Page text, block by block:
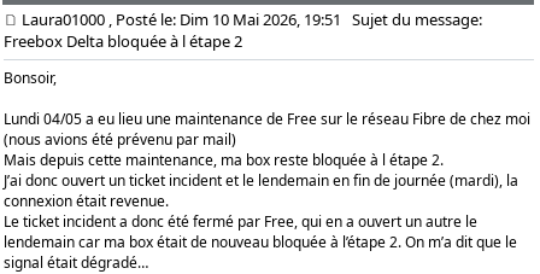
Laura01000 , Posté le: Dim 10 Mai 2026, 19:51
Sujet du message:
Freebox Delta bloquée à l étape 2
Bonsoir,
Lundi 04/05 a eu lieu une maintenance de Free sur le réseau Fibre de chez moi
(nous avions été prévenu par mail)
Mais depuis cette maintenance, ma box reste bloquée à l étape 2.
J’ai donc ouvert un ticket incident et le lendemain en fin de journée (mardi), la
connexion était revenue.
Le ticket incident a donc été fermé par Free, qui en a ouvert un autre le
lendemain car ma box était de nouveau bloquée à l’étape 2. On m’a dit que le
signal était dégradé…